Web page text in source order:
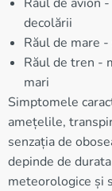
decolării
Răul de mare
Răul de tren -
mari
Simptomele
amețelile,
senzația de
depinde de
meteorologice și